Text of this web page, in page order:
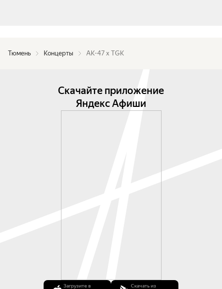
Тюмень Концерты АК-47 х TGK
Скачайте приложение
Яндекс Афиши
Загрузите в Скачать из